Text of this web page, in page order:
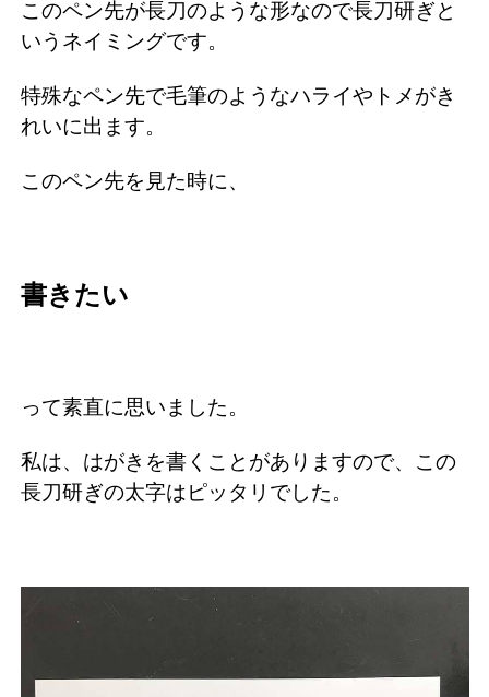
このペン先が長刀のような形なので長刀研ぎと
いうネイミングです。
特殊なペン先で毛筆のようなハライやトメがき
れいに出ます。
このペン先を見た時に、
書きたい
って素直に思いました。
私は、はがきを書くことがありますので、この
長刀研ぎの太字はピッタリでした。